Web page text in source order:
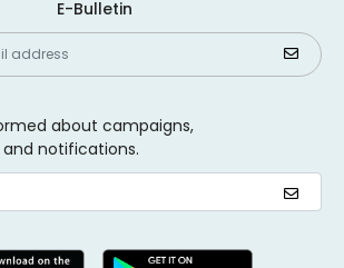
E-Bulletin
about campaigns,
notifications.